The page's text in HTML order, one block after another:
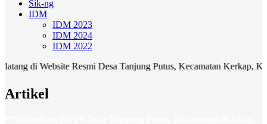
Sik-ng
IDM
IDM 2023
IDM 2024
IDM 2022
di Website Resmi Desa Tanjung Putus, Kecamatan Kerkap,
Artikel